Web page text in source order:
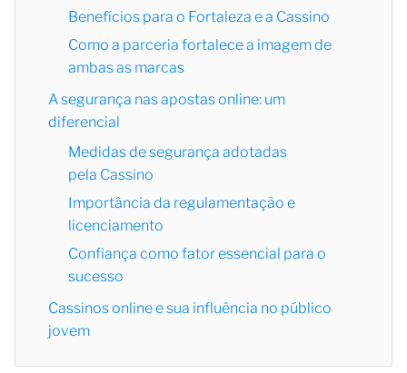
Benefícios para o Fortaleza e a Cassino
Como a parceria fortalece a imagem de
ambas as marcas
A segurança nas apostas online: um
diferencial
Medidas de segurança adotadas
pela Cassino
Importância da regulamentação e
licenciamento
Confiança como fator essencial para o
sucesso
Cassinos online e sua influência no público
jovem